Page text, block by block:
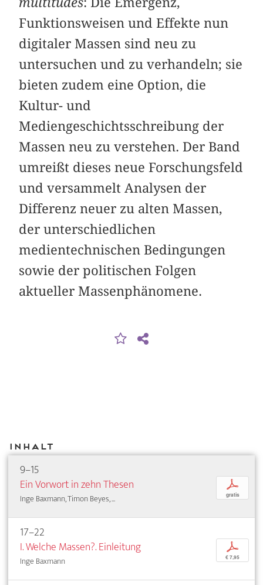
Funktionsweisen und Effekte nun
digitaler Massen sind neu zu
untersuchen und zu verhandeln; sie
bieten zudem eine Option, die
Kultur- und
Mediengeschichtsschreibung der
Massen neu zu verstehen. Der Band
umreißt dieses neue Forschungsfeld
und versammelt Analysen der
Differenz neuer zu alten Massen,
der unterschiedlichen
medientechnischen Bedingungen
sowie der politischen Folgen
aktueller Massenphänomene.
Inhalt
9–15
Ein Vorwort in zehn Thesen
Inge Baxmann, Timon Beyes, ...
p
gratis
17–22
I. Welche Massen?. Einleitung
Inge Baxmann
p
€ 7,95